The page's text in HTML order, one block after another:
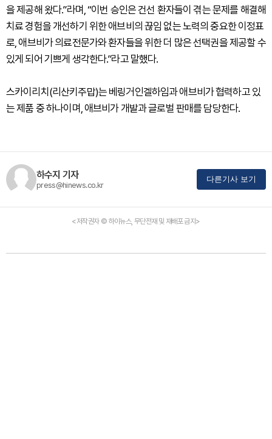
을 제공해 왔다.”라며, “이번 승인은 건선 환자들이 겪는 문제를 해결해
치료 경험을 개선하기 위한 애브비의 끊임 없는 노력의 중요한 이정표
로, 애브비가 의료전문가와 환자들을 위한 더 많은 선택권을 제공할 수
있게 되어 기쁘게 생각한다.”라고 말했다.
스카이리치(리산키주맙)는 베링거인겔하임과 애브비가 협력하고 있
는 제품 중 하나이며, 애브비가 개발과 글로벌 판매를 담당한다.
하수지 기자
press@hinews.co.kr
다른기사 보기
<저작권자 © 하이뉴스, 무단전재 및 재배포 금지>